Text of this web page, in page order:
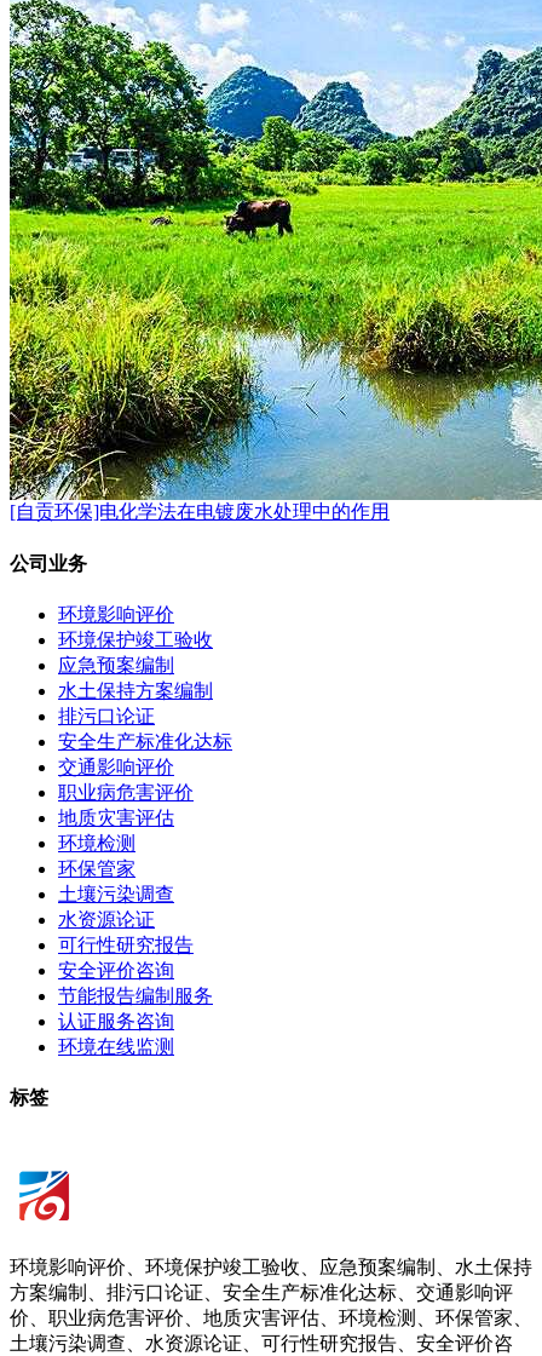
[自贡环保]电化学法在电镀废水处理中的作用
公司业务
环境影响评价
环境保护竣工验收
应急预案编制
水土保持方案编制
排污口论证
安全生产标准化达标
交通影响评价
职业病危害评价
地质灾害评估
环境检测
环保管家
土壤污染调查
水资源论证
可行性研究报告
安全评价咨询
节能报告编制服务
认证服务咨询
环境在线监测
标签
环境影响评价、环境保护竣工验收、应急预案编制、水土保持
方案编制、排污口论证、安全生产标准化达标、交通影响评
价、职业病危害评价、地质灾害评估、环境检测、环保管家、
土壤污染调查、水资源论证、可行性研究报告、安全评价咨